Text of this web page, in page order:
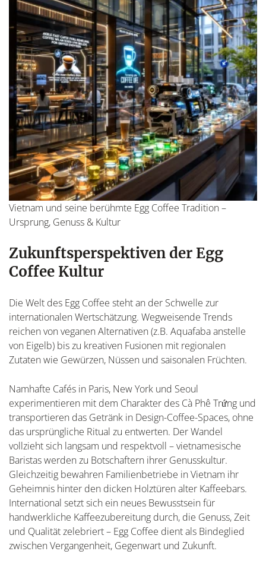
Vietnam und seine berühmte Egg Coffee Tradition –
Ursprung, Genuss & Kultur
Zukunftsperspektiven der Egg
Coffee Kultur
Die Welt des Egg Coffee steht an der Schwelle zur
internationalen Wertschätzung. Wegweisende Trends
reichen von veganen Alternativen (z.B. Aquafaba anstelle
von Eigelb) bis zu kreativen Fusionen mit regionalen
Zutaten wie Gewürzen, Nüssen und saisonalen Früchten.
Namhafte Cafés in Paris, New York und Seoul
experimentieren mit dem Charakter des Cà Phê Trứng und
transportieren das Getränk in Design-Coffee-Spaces, ohne
das ursprüngliche Ritual zu entwerten. Der Wandel
vollzieht sich langsam und respektvoll – vietnamesische
Baristas werden zu Botschaftern ihrer Genusskultur.
Gleichzeitig bewahren Familienbetriebe in Vietnam ihr
Geheimnis hinter den dicken Holztüren alter Kaffeebars.
International setzt sich ein neues Bewusstsein für
handwerkliche Kaffeezubereitung durch, die Genuss, Zeit
und Qualität zelebriert – Egg Coffee dient als Bindeglied
zwischen Vergangenheit, Gegenwart und Zukunft.